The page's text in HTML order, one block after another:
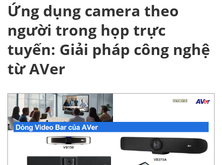
Ứng dụng camera theo
người trong họp trực
tuyến: Giải pháp công nghệ
từ AVer